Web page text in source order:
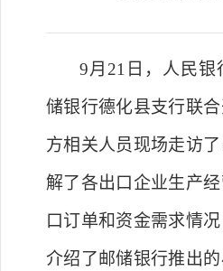
9月21日，人民银
储银行德化县支行联
方相关人员现场走访
解了各出口企业生产
口订单和资金需求情
介绍了邮储银行推出